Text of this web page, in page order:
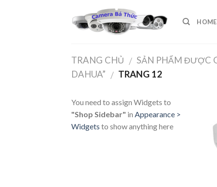
HOME
TRANG CHỦ / SẢN PHẨM ĐƯỢC
DAHUA” / TRANG 12
You need to assign Widgets to
"Shop Sidebar" in Appearance >
Widgets to show anything here